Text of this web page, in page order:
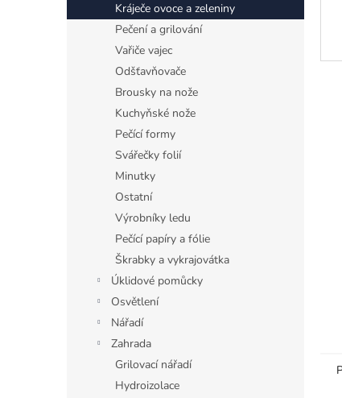
Kráječe ovoce a zeleniny
Pečení a grilování
Vařiče vajec
Odšťavňovače
Brousky na nože
Kuchyňské nože
Pečící formy
Svářečky folií
Minutky
Ostatní
Výrobníky ledu
Pečící papíry a fólie
Škrabky a vykrajovátka
Úklidové pomůcky
Osvětlení
Nářadí
Zahrada
Grilovací nářadí
Hydroizolace